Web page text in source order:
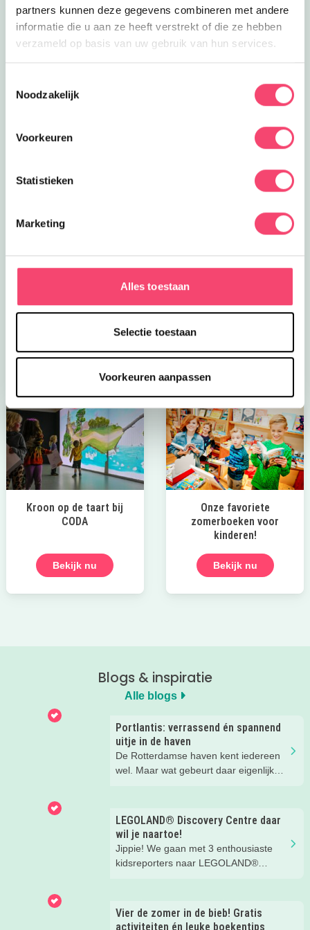
partners kunnen deze gegevens combineren met andere
informatie die u aan ze heeft verstrekt of die ze hebben
verzameld op basis van uw gebruik van hun services.
Noodzakelijk
Voorkeuren
Statistieken
Marketing
Alles toestaan
Selectie toestaan
Voorkeuren aanpassen
winkels in de binnenstad en heel veel leuke attracties.
Van een ritje in de achtbaan in Drievliet tot onderwater
Bekijk alle uitjes
Kroon op de taart bij
CODA
Bekijk nu
Onze favoriete
zomerboeken voor
kinderen!
Bekijk nu
Blogs & inspiratie
Alle blogs
Portlantis: verrassend én spannend
uitje in de haven
De Rotterdamse haven kent iedereen
wel. Maar wat gebeurt daar eigenlijk
gingen er een dag met vier meiden
heen en kwamen tijd tekort!
LEGOLAND® Discovery Centre daar
wil je naartoe!
Jippie! We gaan met 3 enthousiaste
kidsreporters naar LEGOLAND®
Scheveningen waar die toffe giraffe
Gigi voor staat.... Wat een geweldig
Vier de zomer in de bieb! Gratis
activiteiten én leuke boekentips